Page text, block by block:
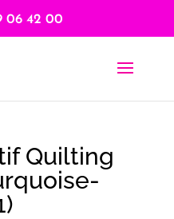
06 42 00
Quilting